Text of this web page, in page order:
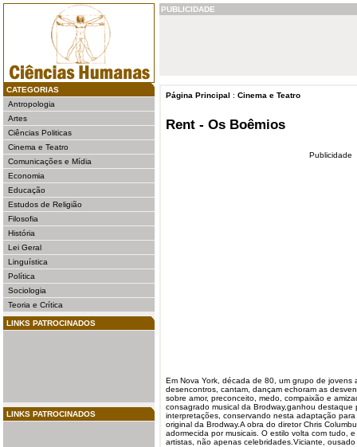
CATEGORIAS
Antropologia
Artes
Ciências Politicas
Cinema e Teatro
Comunicações e Mídia
Economia
Educação
Estudos de Religião
Filosofia
História
Lei Geral
Linguística
Política
Sociologia
Teoria e Crítica
LINKS PATROCINADOS
LINKS PATROCINADOS
PUBLICIDADE
Página Principal : Cinema e Teatro
Rent - Os Boêmios
Publicidade
Em Nova York, década de 80, um grupo de jovens
desencontros, cantam, dançam echoram as
sobre amor, preconceito, medo, compaixão e
consagrado musical da Brodway,ganhou destaque
interpretações, conservando nesta adaptação
original da Brodway.A obra do diretor Chris
adormecida por musicais. O estilo volta com tudo,
artistas, não apenas celebridades.Viciante,